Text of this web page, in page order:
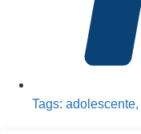
Tags: adolescente,